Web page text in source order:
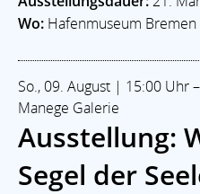
Wo: Hafenmuseum Bremen
So., 09. August | 15:00 Uhr
Manege Galerie
Ausstellung:
Segel der